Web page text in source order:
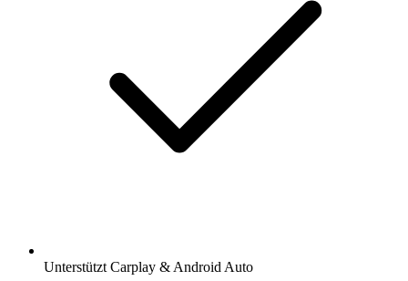
Unterstützt Carplay & Android Auto